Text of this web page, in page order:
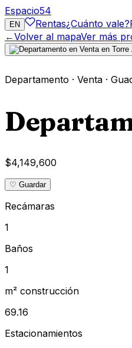
Espacio54
EN Rentas¿Cuánto vale?
←Volver al mapaVer más
Departamento · Venta ·
$4,149,600
♡ Guardar
Recámaras
1
Baños
1
m² construcción
69.16
Estacionamientos